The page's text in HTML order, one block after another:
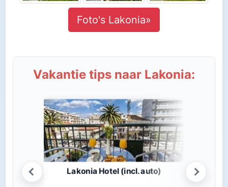
Foto's Lakonia»
Vakantie tips naar Lakonia:
Lakonia Hotel (incl. auto)